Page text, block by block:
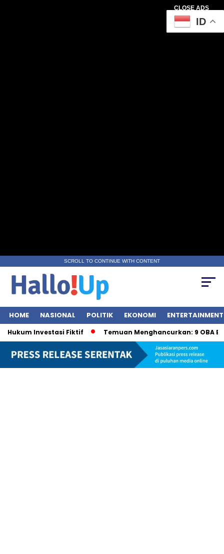
CLOSE ADS
SCROLL TO CONTINUE WITH CONTENT
HOME NASIONAL POLITIK EKONOMI ENTERTAINMENT
Investasi Fiktif Temuan Menghancurkan: 9 OBA
ID